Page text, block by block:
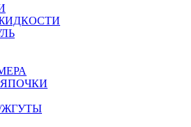
ЖГУТЫ